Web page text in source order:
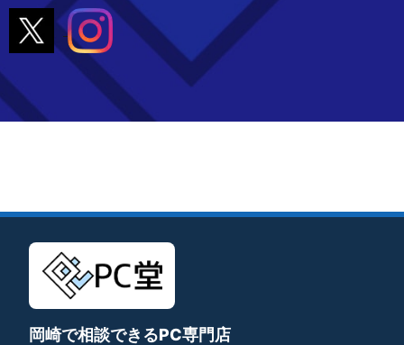
岡崎で相談できるPC専門店